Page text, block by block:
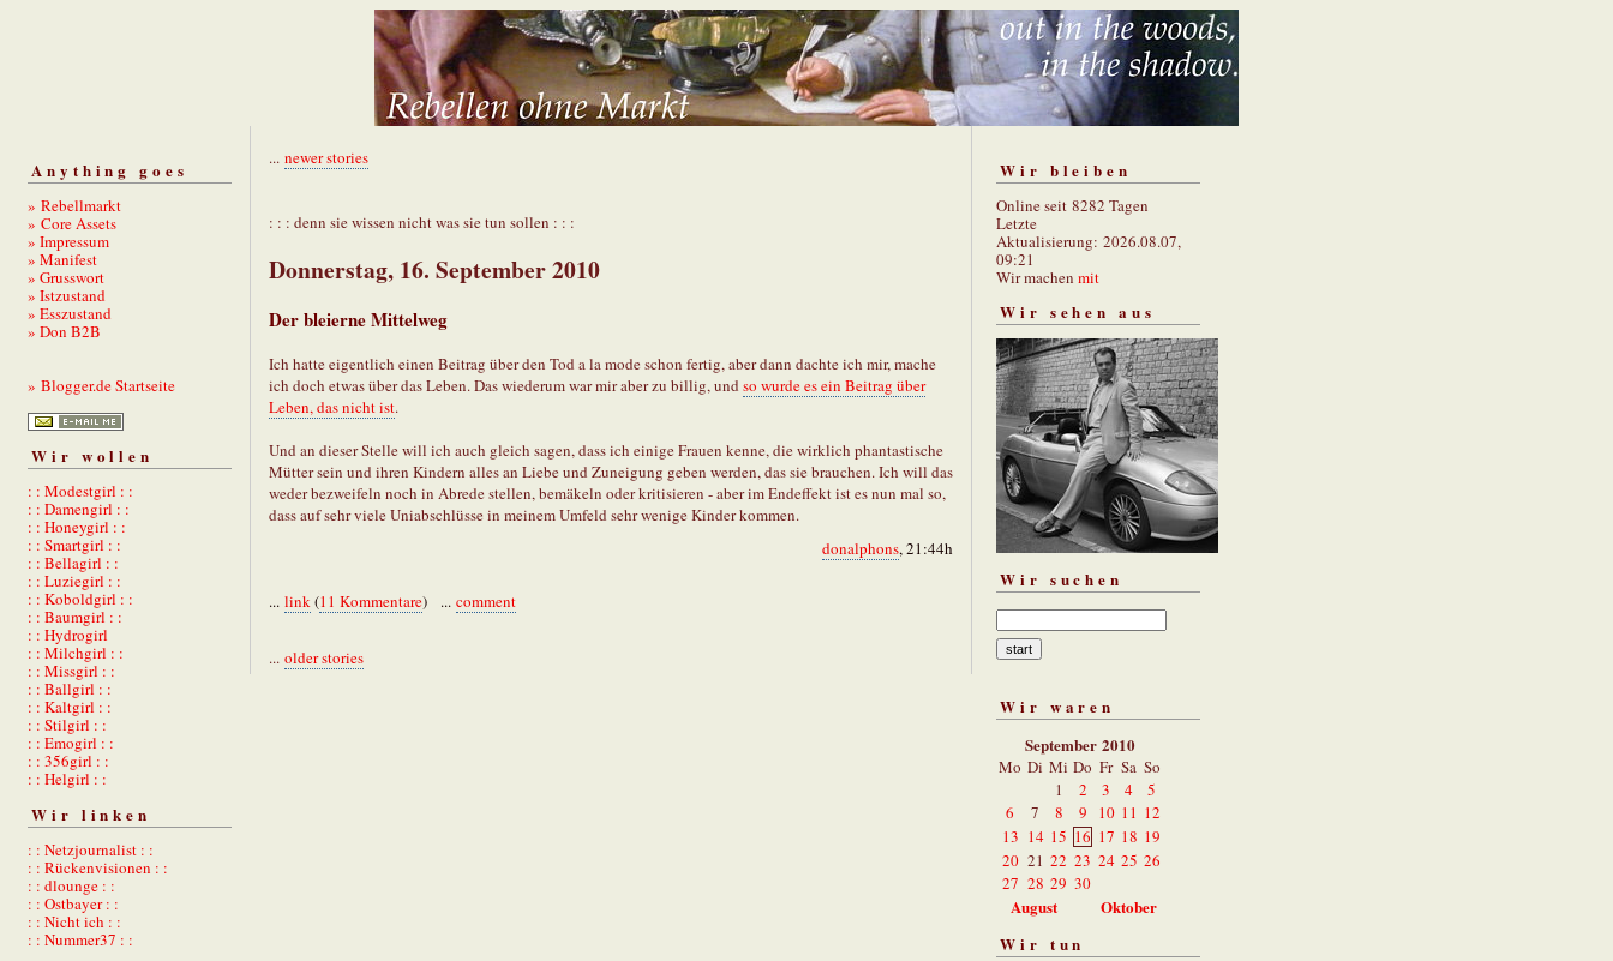
Anything goes
» Rebellmarkt
» Core Assets
» Impressum
» Manifest
» Grusswort
» Istzustand
» Esszustand
» Don B2B
» Blogger.de Startseite
Wir wollen
: : Modestgirl : :
: : Damengirl : :
: : Honeygirl : :
: : Smartgirl : :
: : Bellagirl : :
: : Luziegirl : :
: : Koboldgirl : :
: : Baumgirl : :
: : Hydrogirl
: : Milchgirl : :
: : Missgirl : :
: : Ballgirl : :
: : Kaltgirl : :
: : Stilgirl : :
: : Emogirl : :
: : 356girl : :
: : Helgirl : :
Wir linken
: : Netzjournalist : :
: : Rückenvisionen : :
: : dlounge : :
: : Ostbayer : :
: : Nicht ich : :
: : Nummer37 : :
... newer stories
: : : denn sie wissen nicht was sie tun sollen : : :
Donnerstag, 16. September 2010
Der bleierne Mittelweg
Ich hatte eigentlich einen Beitrag über den Tod a la mode schon fertig, aber dann dachte ich mir, mache
ich doch etwas über das Leben. Das wiederum war mir aber zu billig, und so wurde es ein Beitrag über
Leben, das nicht ist.
Und an dieser Stelle will ich auch gleich sagen, dass ich einige Frauen kenne, die wirklich phantastische
Mütter sein und ihren Kindern alles an Liebe und Zuneigung geben werden, das sie brauchen. Ich will das
weder bezweifeln noch in Abrede stellen, bemäkeln oder kritisieren - aber im Endeffekt ist es nun mal so,
dass auf sehr viele Uniabschlüsse in meinem Umfeld sehr wenige Kinder kommen.
donalphons, 21:44h
... link (11 Kommentare) ... comment
... older stories
Wir bleiben
Online seit 8282 Tagen
Letzte
Aktualisierung: 2026.08.07,
09:21
Wir machen mit
Wir sehen aus
Wir suchen
Wir waren
September 2010
Mo Di Mi Do Fr Sa So
1
2 3 4
5
6
7 8 9 10 11 12
13 14 15 16 17 18 19
20 21 22 23 24 25 26
27 28 29 30
August
Oktober
Wir tun